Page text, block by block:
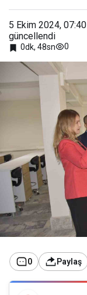
5 Ekim 2024, 07:40
güncellendi
0dk, 48sn 0
0 Paylaş